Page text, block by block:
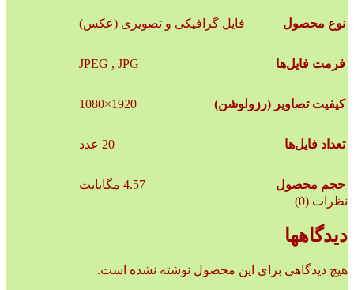
نوع محصول فایل گرافیکی و تصویری (عکس)
فرمت فایل‌ها JPEG , JPG
کیفیت تصاویر (رزولوشن) 1920×1080
تعداد فایل‌ها 20 عدد
حجم محصول
4.57 مگابایت
نظرات (0)
دیدگاهها
هیچ دیدگاهی برای این محصول نوشته نشده است.